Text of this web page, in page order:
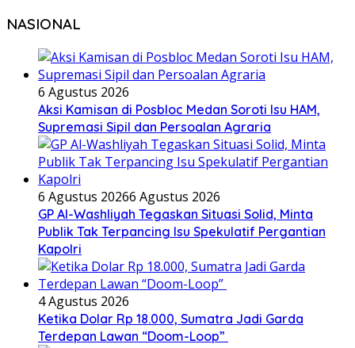
NASIONAL
6 Agustus 2026
Aksi Kamisan di Posbloc Medan Soroti Isu HAM,
Supremasi Sipil dan Persoalan Agraria
6 Agustus 20266 Agustus 2026
GP Al-Washliyah Tegaskan Situasi Solid, Minta
Publik Tak Terpancing Isu Spekulatif Pergantian
Kapolri
4 Agustus 2026
Ketika Dolar Rp 18.000, Sumatra Jadi Garda
Terdepan Lawan “Doom-Loop”